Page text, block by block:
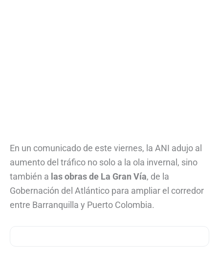
En un comunicado de este viernes, la ANI adujo al
aumento del tráfico no solo a la ola invernal, sino
también a las obras de La Gran Vía, de la
Gobernación del Atlántico para ampliar el corredor
entre Barranquilla y Puerto Colombia.